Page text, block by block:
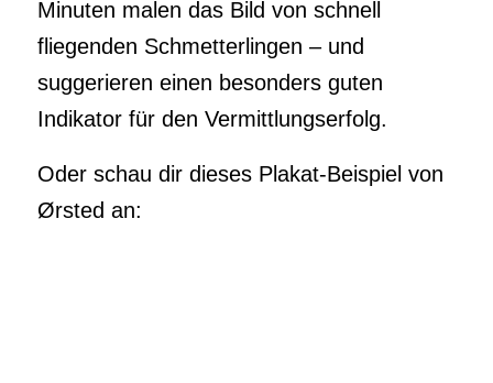
Minuten malen das Bild von schnell
fliegenden Schmetterlingen – und
suggerieren einen besonders guten
Indikator für den Vermittlungserfolg.
Oder schau dir dieses Plakat-Beispiel von
Ørsted an: